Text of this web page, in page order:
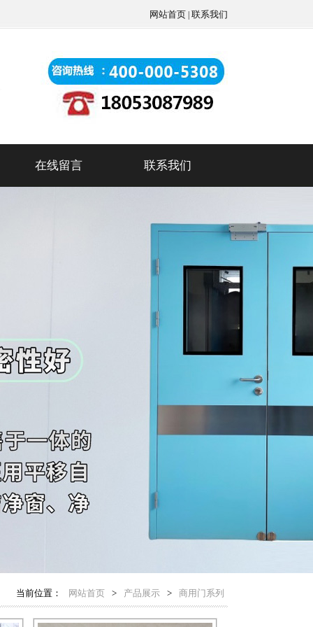
网站首页 联系我们
在线留言 联系我们
商用门系列
>
产品展示
>
网站首页
当前位置：